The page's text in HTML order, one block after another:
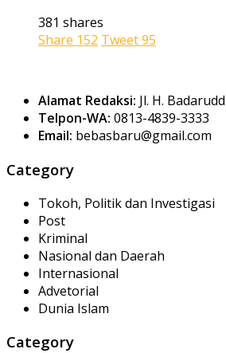
381 shares
Share 152 Tweet95
Alamat Redaksi: Jl. H.
Telpon-WA: 0813-4839-3333
Email: bebasbaru@gmail.com
Category
Tokoh, Politik dan Investigasi
Post
Kriminal
Nasional dan Daerah
Internasional
Advetorial
Dunia Islam
Category